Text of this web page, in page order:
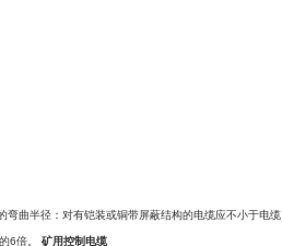
弯曲半径：对有铠装或铜带屏蔽结构的电缆应不小于电缆
6倍。 矿用控制电缆